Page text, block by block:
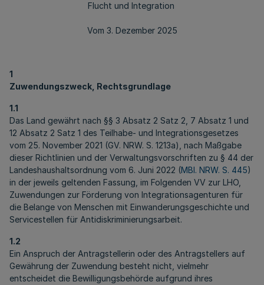
Flucht und Integration
Vom 3. Dezember 2025
1
Zuwendungszweck, Rechtsgrundlage
1.1
Das Land gewährt nach §§ 3 Absatz 2 Satz 2, 7 Absatz 1 und
12 Absatz 2 Satz 1 des Teilhabe- und Integrationsgesetzes
vom 25. November 2021 (GV. NRW. S. 1213a), nach Maßgabe
dieser Richtlinien und der Verwaltungsvorschriften zu § 44 der
Landeshaushaltsordnung vom 6. Juni 2022 (MBl. NRW. S. 445)
in der jeweils geltenden Fassung, im Folgenden VV zur LHO,
Zuwendungen zur Förderung von Integrationsagenturen für
die Belange von Menschen mit Einwanderungsgeschichte und
Servicestellen für Antidiskriminierungsarbeit.
1.2
Ein Anspruch der Antragstellerin oder des Antragstellers auf
Gewährung der Zuwendung besteht nicht, vielmehr
entscheidet die Bewilligungsbehörde aufgrund ihres